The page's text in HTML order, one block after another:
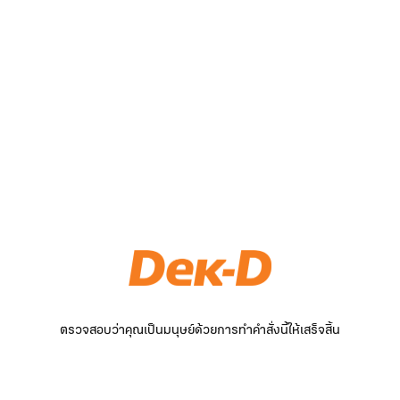
ตรวจสอบว่าคุณเป็นมนุษย์ด้วยการทำคำสั่งนี้ให้เสร็จสิ้น